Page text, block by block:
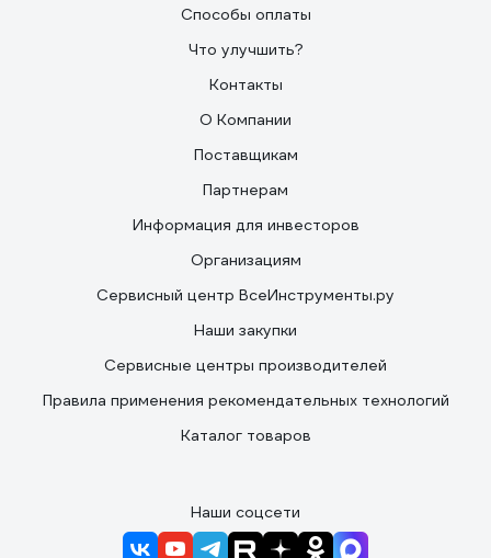
Способы оплаты
Что улучшить?
Контакты
О Компании
Поставщикам
Партнерам
Информация для инвесторов
Организациям
Сервисный центр ВсеИнструменты.ру
Наши закупки
Сервисные центры производителей
Правила применения рекомендательных технологий
Каталог товаров
Наши соцсети